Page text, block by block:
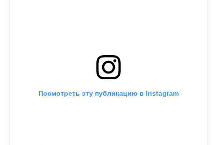
Посмотреть эту публикацию в Instagram